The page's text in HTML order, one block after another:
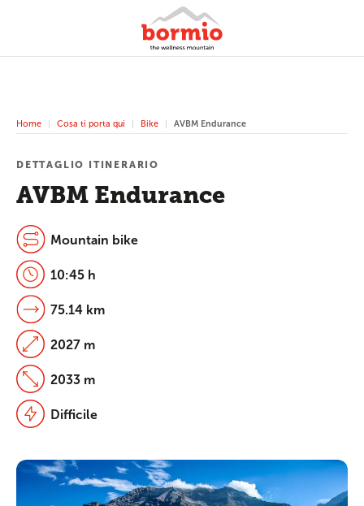
Home Cosa ti porta qui Bike AVBM Endurance
AVBM Endurance
DETTAGLIO ITINERARIO
Mountain bike
10:45 h
75.14 km
2027 m
2033 m
Difficile